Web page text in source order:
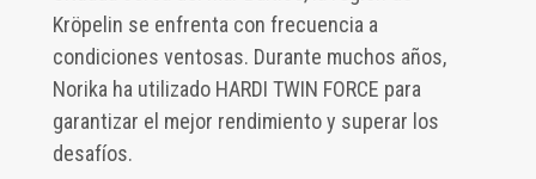
Kröpelin se enfrenta con frecuencia a
condiciones ventosas. Durante muchos años,
Norika ha utilizado HARDI TWIN FORCE para
garantizar el mejor rendimiento y superar los
desafíos.